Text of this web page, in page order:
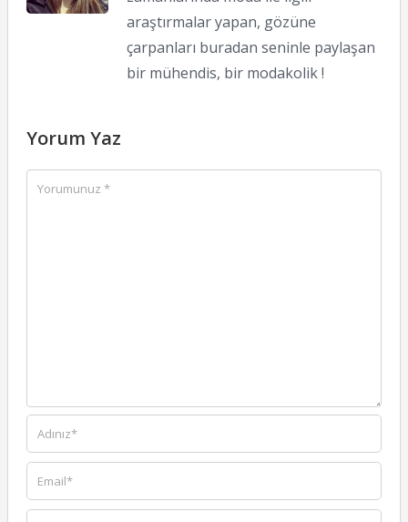
araştırmalar yapan, gözüne
çarpanları buradan seninle paylaşan
bir mühendis, bir modakolik !
Yorum Yaz